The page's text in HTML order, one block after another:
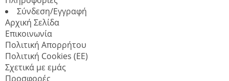
Σύνδεση/Εγγραφή
Αρχική Σελίδα
Επικοινωνία
Πολιτική Απορρήτου
Πολιτική Cookies (ΕΕ)
Σχετικά με εμάς
Προσφορές